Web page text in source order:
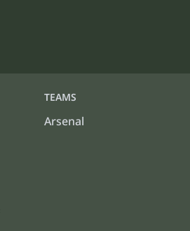
TEAMS
Arsenal